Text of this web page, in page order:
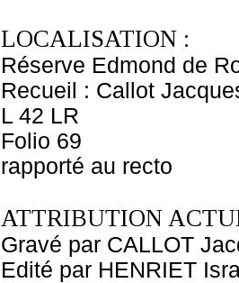
LOCALISATION :
Réserve Edmond de
Recueil : Callot
L 42 LR
Folio 69
rapporté au recto
ATTRIBUTION
Gravé par CALLOT
Edité par HENRIET